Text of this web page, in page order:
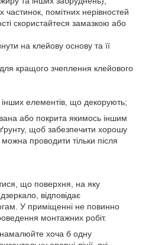
частинок, помітних нерівностей
скористайтеся замазкою або
на клейову основу та її
кращого зчеплення клейового
елементів, що декорують;
або покрита якимось іншим
щоб забезпечити хорошу
проводити тільки після
що поверхня, на яку
відповідає
У приміщенні не повинно
монтажних робіт.
хоча б одну